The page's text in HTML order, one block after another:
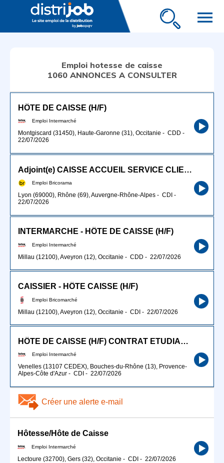
menu
Emploi hotesse de caisse
1060 ANNONCES A CONSULTER
HÔTE DE CAISSE (H/F)
Emploi Intermarché
Montgiscard (31450), Haute-Garonne (31), Occitanie - CDD -
22/07/2026
Adjoint(e) CAISSE ACCUEIL SERVICE CLIENT (H/F)
Emploi Bricorama
Lyon (69000), Rhône (69), Auvergne-Rhône-Alpes - CDI -
22/07/2026
INTERMARCHE - HÔTE DE CAISSE (H/F)
Emploi Intermarché
Millau (12100), Aveyron (12), Occitanie - CDD - 22/07/2026
CAISSIER - HÔTE CAISSE (H/F)
Emploi Bricomarché
Millau (12100), Aveyron (12), Occitanie - CDI - 22/07/2026
HÔTE DE CAISSE (H/F) CONTRAT ETUDIANT 10H
Emploi Intermarché
Venelles (13107 CEDEX), Bouches-du-Rhône (13), Provence-
Alpes-Côte d'Azur - CDI - 22/07/2026
Créer une alerte e-mail
Hôtesse/Hôte de Caisse
Emploi Intermarché
Lectoure (32700), Gers (32), Occitanie - CDI - 22/07/2026